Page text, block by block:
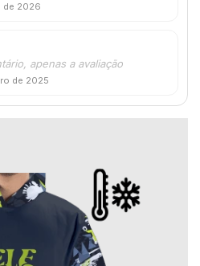
de 2026
apenas a avaliação
de 2025